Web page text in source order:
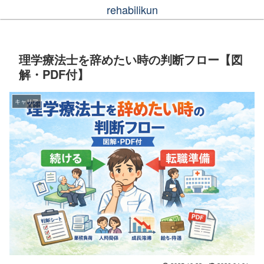
rehabilikun
理学療法士を辞めたい時の判断フロー【図
解・PDF付】
キャリア